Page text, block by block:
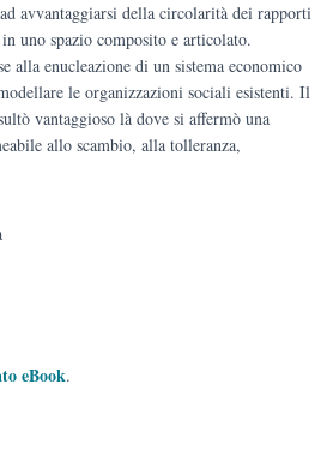
avvantaggiarsi della circolarità dei rapporti
uno spazio composito e articolato.
alla enucleazione di un sistema economico
le organizzazioni sociali esistenti. Il
vantaggioso là dove si affermò una
allo scambio, alla tolleranza,
eBook.